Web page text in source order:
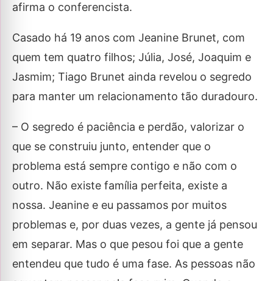
afirma o conferencista.
Casado há 19 anos com Jeanine Brunet, com
quem tem quatro filhos; Júlia, José, Joaquim e
Jasmim; Tiago Brunet ainda revelou o segredo
para manter um relacionamento tão duradouro.
– O segredo é paciência e perdão, valorizar o
que se construiu junto, entender que o
problema está sempre contigo e não com o
outro. Não existe família perfeita, existe a
nossa. Jeanine e eu passamos por muitos
problemas e, por duas vezes, a gente já pensou
em separar. Mas o que pesou foi que a gente
entendeu que tudo é uma fase. As pessoas não